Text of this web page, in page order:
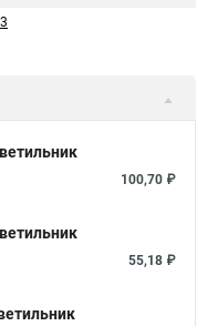
100,70 ₽
55,18 ₽